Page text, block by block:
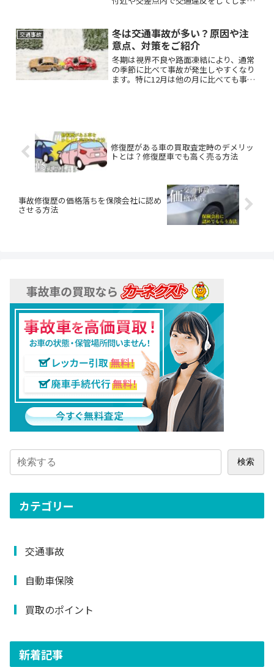
合わせてくわしく解説します。
交通事故
冬は交通事故が多い？原因や注
意点、対策をご紹介
冬期は視界不良や路面凍結により、通常
の季節に比べて事故が発生しやすくなり
ます。特に12月は他の月に比べても事故
修復歴がある車の買取査定時のデメリッ
トとは？修復歴車でも高く売る方法
事故修復歴の価格落ちを保険会社に認め
させる方法
検索
カテゴリー
交通事故
自動車保険
買取のポイント
新着記事